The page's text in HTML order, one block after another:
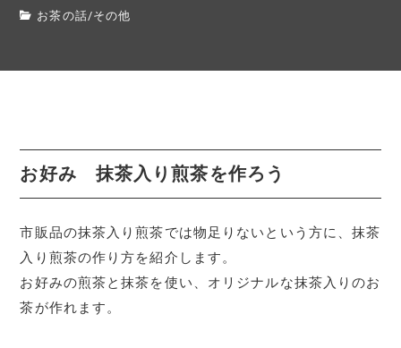
お茶の話/その他
お好み 抹茶入り煎茶を作ろう
市販品の抹茶入り煎茶では物足りないという方に、抹茶
入り煎茶の作り方を紹介します。
お好みの煎茶と抹茶を使い、オリジナルな抹茶入りのお
茶が作れます。